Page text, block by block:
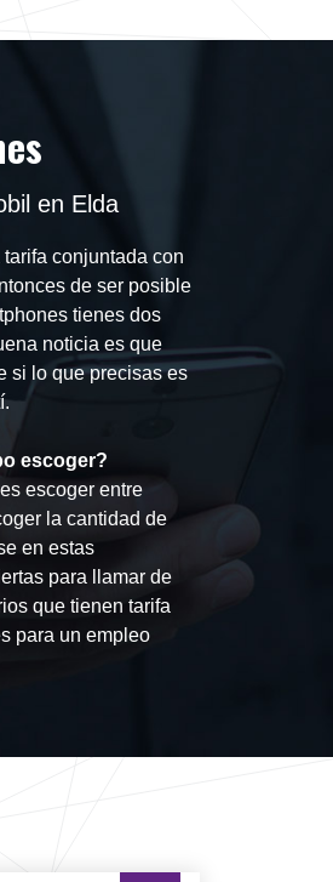
en Elda
conjuntada con
de ser posible
tienes dos
noticia es que
si lo que precisas es
escoger?
escoger entre
la cantidad de
en estas
para llamar de
que tienen tarifa
para un empleo